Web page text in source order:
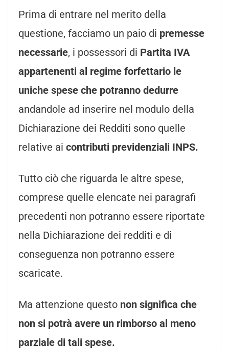
Prima di entrare nel merito della
questione, facciamo un paio di premesse
necessarie, i possessori di Partita IVA
appartenenti al regime forfettario le
uniche spese che potranno dedurre
andandole ad inserire nel modulo della
Dichiarazione dei Redditi sono quelle
relative ai contributi previdenziali INPS.
Tutto ciò che riguarda le altre spese,
comprese quelle elencate nei paragrafi
precedenti non potranno essere riportate
nella Dichiarazione dei redditi e di
conseguenza non potranno essere
scaricate.
Ma attenzione questo non significa che
non si potrà avere un rimborso al meno
parziale di tali spese.